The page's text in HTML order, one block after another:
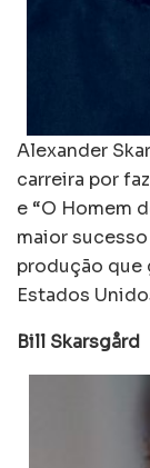
Alexander
carreira por
e “O Homem
maior
produção que
Estados
Bill Skarsgård